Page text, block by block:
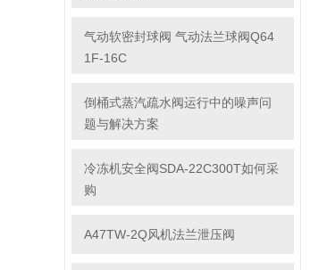
气动软密封球阀 气动法兰球阀Q64
1F-16C
倒桶式蒸汽疏水阀运行中的噪声问
题与解决方案
冷冻机安全阀SDA-22C300T如何采
购
A47TW-2Q风机法兰泄压阀